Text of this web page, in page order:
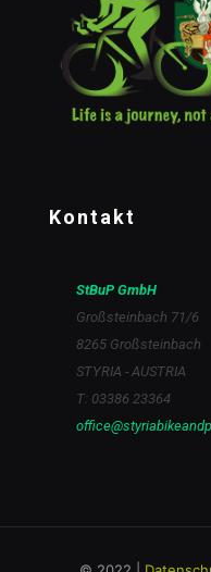
Kontakt
StBuP GmbH
Großsteinbach 71/6
8265 Großsteinbach
STYRIA - AUSTRIA
T: 03386 23364